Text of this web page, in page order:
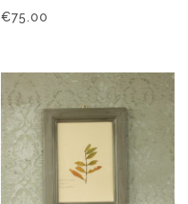
€75.00